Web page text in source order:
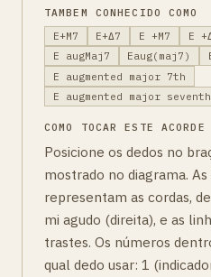
TAMBEM CONHECIDO COMO
E+M7
E+Δ7 E +M7 E
E augMaj7
Eaug(maj7)
E augmented major 7th
E augmented major seventh
COMO TOCAR ESTE ACORDE
Posicione os dedos no
mostrado no diagrama.
representam as cordas,
mi agudo (direita), e as
trastes. Os números
qual dedo usar: 1